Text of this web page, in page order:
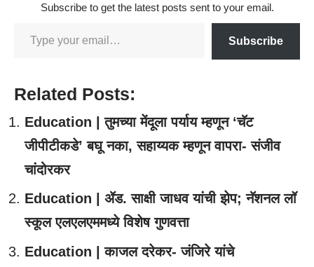
Subscribe to get the latest posts sent to your email.
Subscribe
Related Posts:
Education | तुमच्या मेंदूला पर्याय म्हणून ‘चॅट
जीपीटीकडे’ बघू नका, सहाय्यक म्हणून वापरा- संजीव
चांदोरकर
Education | ॲड. साक्षी जाधव यांची झेप; नॅशनल लॉ
स्कूल एलएलएममध्ये विशेष गुणवत्ता
Education | काजल दरेकर- जंजिरे यांचे